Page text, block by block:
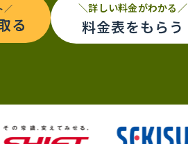
／
る
＼詳しい料金がわかる／
料金表をもらう